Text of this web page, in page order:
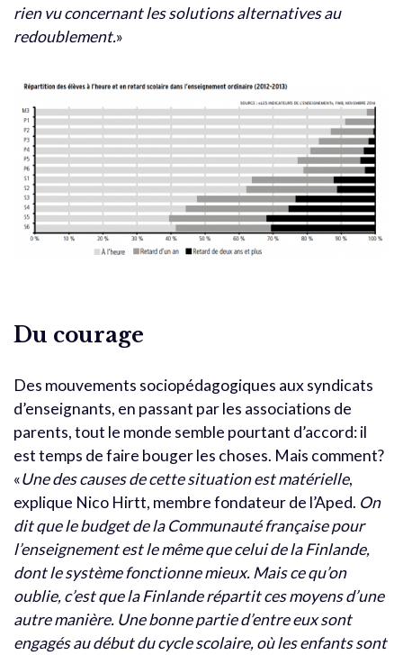
rien vu concernant les solutions alternatives au
redoublement.»
Du courage
Des mouvements sociopédagogiques aux syndicats
d’enseignants, en passant par les associations de
parents, tout le monde semble pourtant d’accord: il
est temps de faire bouger les choses. Mais comment?
«Une des causes de cette situation est matérielle,
explique Nico Hirtt, membre fondateur de l’Aped. On
dit que le budget de la Communauté française pour
l’enseignement est le même que celui de la Finlande,
dont le système fonctionne mieux. Mais ce qu’on
oublie, c’est que la Finlande répartit ces moyens d’une
autre manière. Une bonne partie d’entre eux sont
engagés au début du cycle scolaire, où les enfants sont